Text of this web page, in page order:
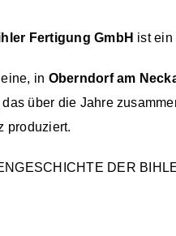
Fertigung GmbH ist
in Oberndorf am
das über die Jahre
produziert.
DER